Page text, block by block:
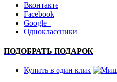
Вконтакте
Facebook
Google+
Одноклассники
ПОДОБРАТЬ ПОДАРОК
Купить в один клик